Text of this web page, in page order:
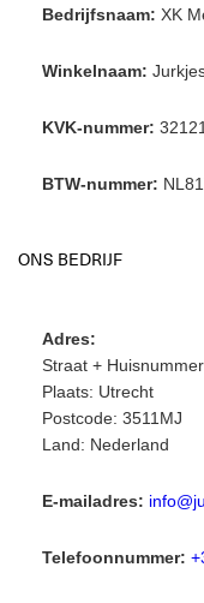
Bedrijfsnaam: XK
Winkelnaam:
KVK-nummer:
BTW-nummer:
ONS BEDRIJF
Adres:
Straat +
Plaats: Utrecht
Postcode: 3511MJ
Land: Nederland
E-mailadres:
Telefoonnummer: